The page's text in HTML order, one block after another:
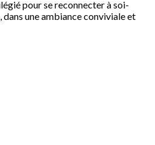
pour se reconnecter à soi-
une ambiance conviviale et